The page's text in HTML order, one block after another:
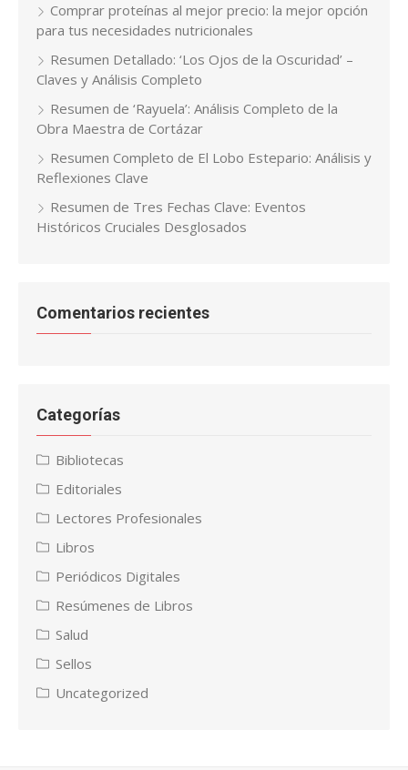
Comprar proteínas al mejor precio: la mejor opción
para tus necesidades nutricionales
Resumen Detallado: ‘Los Ojos de la Oscuridad’ –
Claves y Análisis Completo
Resumen de ‘Rayuela’: Análisis Completo de la
Obra Maestra de Cortázar
Resumen Completo de El Lobo Estepario: Análisis y
Reflexiones Clave
Resumen de Tres Fechas Clave: Eventos
Históricos Cruciales Desglosados
Comentarios recientes
Categorías
Bibliotecas
Editoriales
Lectores Profesionales
Libros
Periódicos Digitales
Resúmenes de Libros
Salud
Sellos
Uncategorized